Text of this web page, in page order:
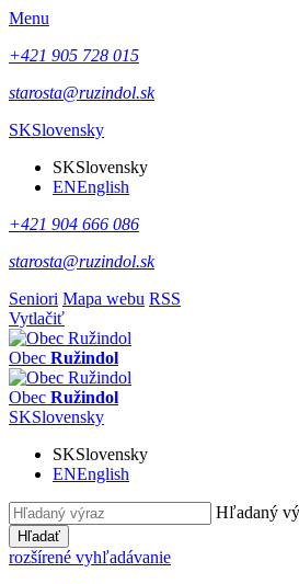
Menu
+421 905 728 015
starosta@ruzindol.sk
SKSlovensky
SKSlovensky
ENEnglish
+421 904 666 086
starosta@ruzindol.sk
Seniori Mapa webu RSS
Vytlačiť
Obec Ružindol
Obec Ružindol
SKSlovensky
SKSlovensky
ENEnglish
Hľadaný
Hľadať
rozšírené vyhľadávanie